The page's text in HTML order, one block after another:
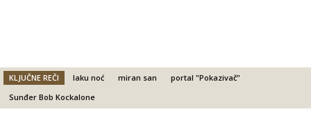
KLJUČNE REČI laku noć miran san
portal "Pokazivač"
Sunđer Bob Kockalone